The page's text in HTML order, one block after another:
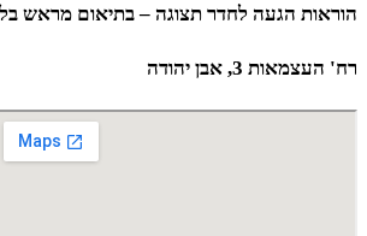
הוראות הגעה לחדר תצוגה – בתיאום מראש
רח' העצמאות 3, אבן יהודה